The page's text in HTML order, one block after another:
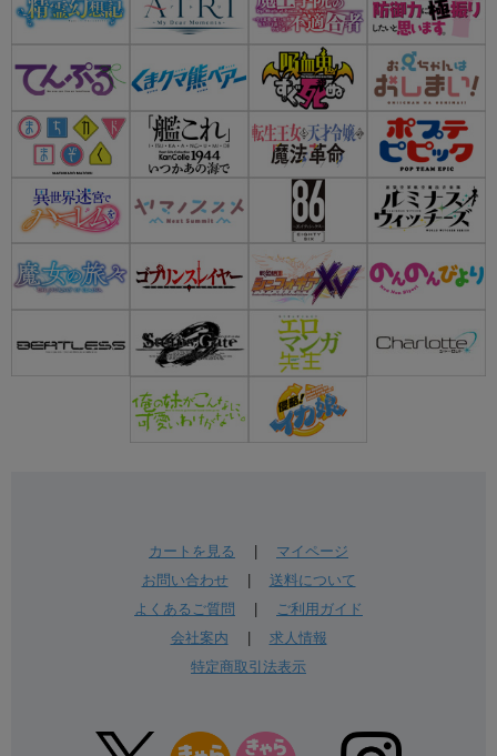
カートを見る
マイページ
お問い合わせ| 送料について
よくあるご質問
ご利用ガイド
会社案内
求人情報
特定商取引法表示